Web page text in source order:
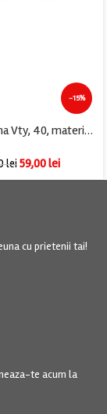
-15%
Adidasi dama Vty, 40, material textil, alb
lei59,00lei
cu prietenii tai!
te acum la